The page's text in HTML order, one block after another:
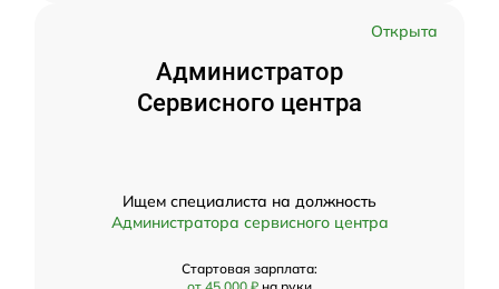
Открыта
Администратор
Сервисного центра
Ищем специалиста на должность
Администратора сервисного центра
Стартовая зарплата: